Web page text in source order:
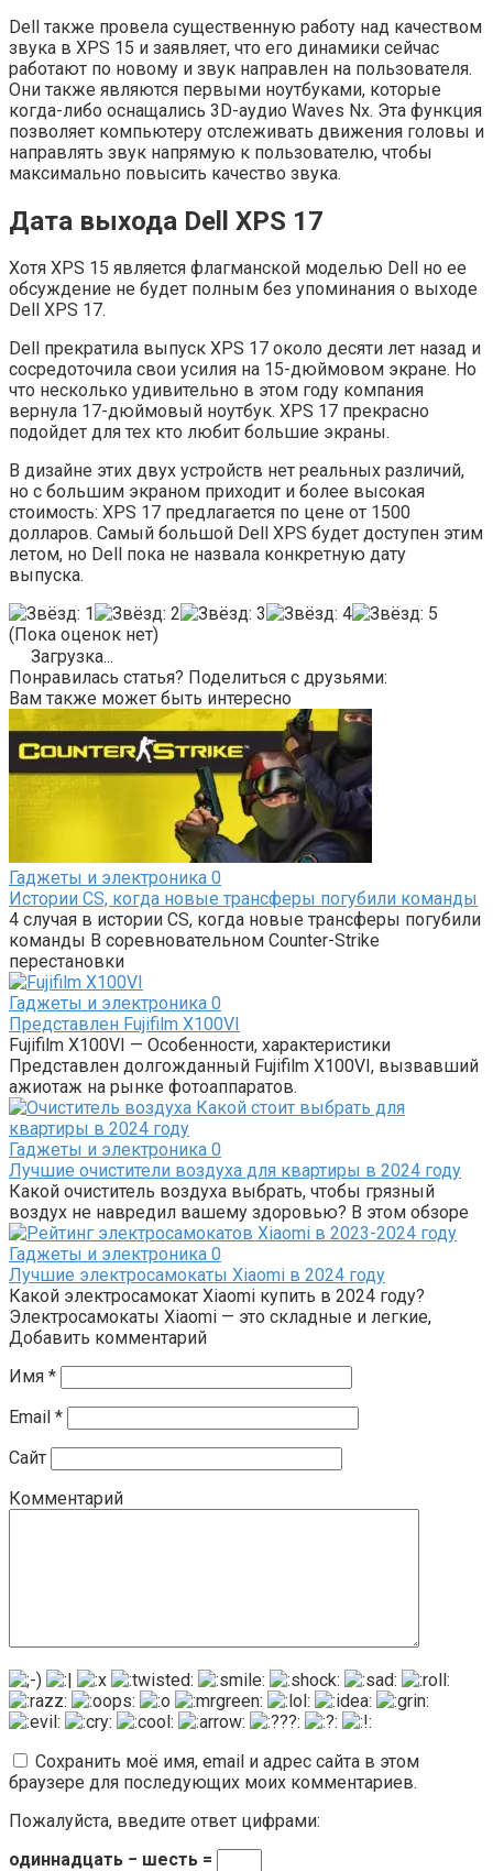
Dell также провела существенную работу над качеством
звука в XPS 15 и заявляет, что его динамики сейчас
работают по новому и звук направлен на пользователя.
Они также являются первыми ноутбуками, которые
когда-либо оснащались 3D-аудио Waves Nx. Эта функция
позволяет компьютеру отслеживать движения головы и
направлять звук напрямую к пользователю, чтобы
максимально повысить качество звука.
Дата выхода Dell XPS 17
Хотя XPS 15 является флагманской моделью Dell но ее
обсуждение не будет полным без упоминания о выходе
Dell XPS 17.
Dell прекратила выпуск XPS 17 около десяти лет назад и
сосредоточила свои усилия на 15-дюймовом экране. Но
что несколько удивительно в этом году компания
вернула 17-дюймовый ноутбук. XPS 17 прекрасно
подойдет для тех кто любит большие экраны.
В дизайне этих двух устройств нет реальных различий,
но с большим экраном приходит и более высокая
стоимость: XPS 17 предлагается по цене от 1500
долларов. Самый большой Dell XPS будет доступен этим
летом, но Dell пока не назвала конкретную дату
выпуска.
(Пока оценок нет)
Загрузка...
Понравилась статья? Поделиться с друзьями:
Вам также может быть интересно
Гаджеты и электроника 0
Истории CS, когда новые трансферы погубили команды
4 случая в истории CS, когда новые трансферы погубили
команды В соревновательном Counter-Strike
перестановки
Гаджеты и электроника 0
Представлен Fujifilm X100VI
Fujifilm X100VI — Особенности, характеристики
Представлен долгожданный Fujifilm X100VI, вызвавший
ажиотаж на рынке фотоаппаратов.
Гаджеты и электроника 0
Лучшие очистители воздуха для квартиры в 2024 году
Какой очиститель воздуха выбрать, чтобы грязный
воздух не навредил вашему здоровью? В этом обзоре
Гаджеты и электроника 0
Лучшие электросамокаты Xiaomi в 2024 году
Какой электросамокат Xiaomi купить в 2024 году?
Электросамокаты Xiaomi — это складные и легкие,
Добавить комментарий
Имя *
Email *
Сайт
Комментарий
Сохранить моё имя, email и адрес сайта в этом
браузере для последующих моих комментариев.
Пожалуйста, введите ответ цифрами:
одиннадцать − шесть =